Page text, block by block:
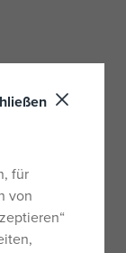
für
von